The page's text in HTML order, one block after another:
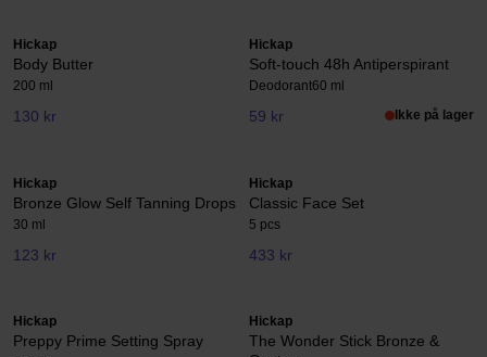
Hickap
Body Butter
200 ml
130 kr
Hickap
Soft-touch 48h Antiperspirant
Deodorant60 ml
59 kr Ikke på lager
Hickap
Bronze Glow Self Tanning Drops
30 ml
123 kr
Hickap
Classic Face Set
5 pcs
433 kr
Hickap
Preppy Prime Setting Spray
Hickap
The Wonder Stick Bronze &